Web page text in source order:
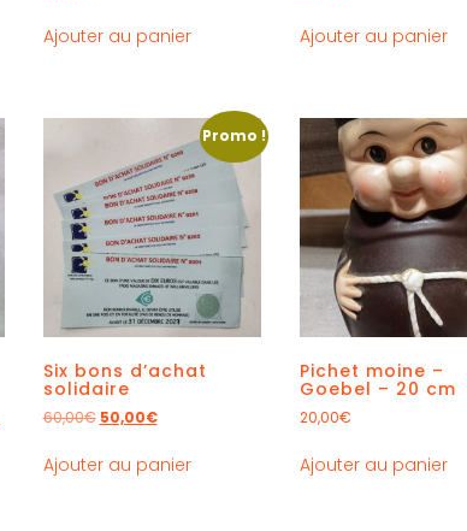
Ajouter au panier Ajouter au panier
Promo !
Six bons d’achat
solidaire
60,00€ 50,00€
Ajouter au panier
Pichet moine –
Goebel – 20 cm
20,00€
Ajouter au panier